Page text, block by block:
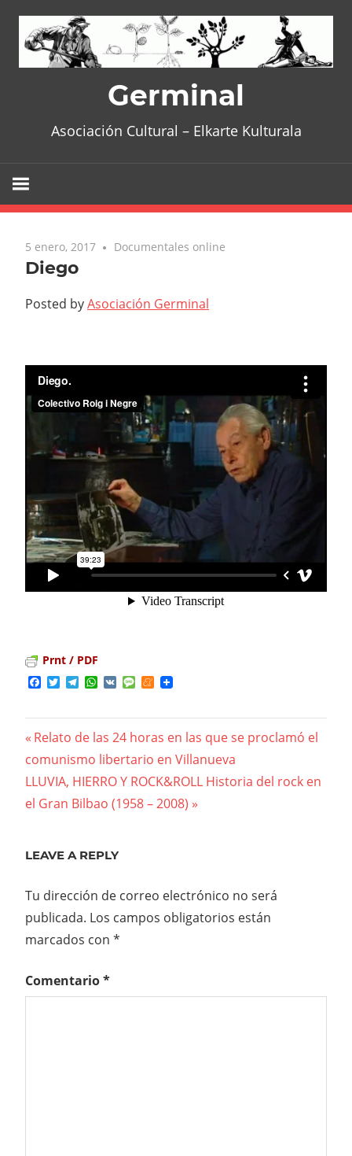
content
Germinal
Asociación Cultural – Elkarte Kulturala
5 enero, 2017 No comments
Documentales online
Diego
Posted byAsociación Germinal
Prnt / PDF
Facebook
TwitterTelegram
WhatsApp
VK MessageMeneame
Navegación
de
entradas
Previous
Post:
Relato de las 24 horas en las que se proclamó el
comunismo libertario en Villanueva
Next
Post:
LLUVIA, HIERRO Y ROCK&ROLL Historia del rock en
el Gran Bilbao (1958 – 2008)
LEAVE A REPLY
Tu dirección de correo electrónico no será
publicada. Los campos obligatorios están
marcados con *
Comentario*